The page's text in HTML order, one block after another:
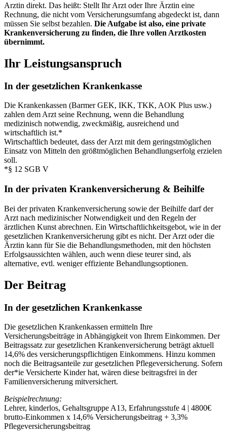
Arztin direkt. Das heißt: Stellt Ihr Arzt oder Ihre Ärztin eine
Rechnung, die nicht vom Versicherungsumfang abgedeckt ist, dann
müssen Sie selbst bezahlen. Die Aufgabe ist also, eine private
Krankenversicherung zu finden, die Ihre vollen Arztkosten
übernimmt.
Ihr Leistungsanspruch
In der gesetzlichen Krankenkasse
Die Krankenkassen (Barmer GEK, IKK, TKK, AOK Plus usw.)
zahlen dem Arzt seine Rechnung, wenn die Behandlung
medizinisch notwendig, zweckmäßig, ausreichend und
wirtschaftlich ist.*
Wirtschaftlich bedeutet, dass der Arzt mit dem geringstmöglichen
Einsatz von Mitteln den größtmöglichen Behandlungserfolg erzielen
soll.
*§ 12 SGB V
In der privaten Krankenversicherung & Beihilfe
Bei der privaten Krankenversicherung sowie der Beihilfe darf der
Arzt nach medizinischer Notwendigkeit und den Regeln der
ärztlichen Kunst abrechnen. Ein Wirtschaftlichkeitsgebot, wie in der
gesetzlichen Krankenversicherung gibt es nicht. Der Arzt oder die
Ärztin kann für Sie die Behandlungsmethoden, mit den höchsten
Erfolgsaussichten wählen, auch wenn diese teurer sind, als
alternative, evtl. weniger effiziente Behandlungsoptionen.
Der Beitrag
In der gesetzlichen Krankenkasse
Die gesetzlichen Krankenkassen ermitteln Ihre
Versicherungsbeiträge in Abhängigkeit von Ihrem Einkommen. Der
Beitragssatz zur gesetzlichen Krankenversicherung beträgt aktuell
14,6% des versicherungspflichtigen Einkommens. Hinzu kommen
noch die Beitragsanteile zur gesetzlichen Pflegeversicherung. Sofern
der*ie Versicherte Kinder hat, wären diese beitragsfrei in der
Familienversicherung mitversichert.
Beispielrechnung:
Lehrer, kinderlos, Gehaltsgruppe A13, Erfahrungsstufe 4 | 4800€
brutto-Einkommen x 14,6% Versicherungsbeitrag + 3,3%
Pflegeversicherungsbeitrag